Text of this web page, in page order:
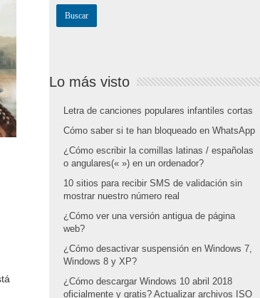
Lo más visto
Letra de canciones populares infantiles cortas
Cómo saber si te han bloqueado en WhatsApp
¿Cómo escribir la comillas latinas / españolas
o angulares(« ») en un ordenador?
10 sitios para recibir SMS de validación sin
mostrar nuestro número real
¿Cómo ver una versión antigua de página
web?
¿Cómo desactivar suspensión en Windows 7,
Windows 8 y XP?
¿Cómo descargar Windows 10 abril 2018
oficialmente y gratis? Actualizar archivos ISO